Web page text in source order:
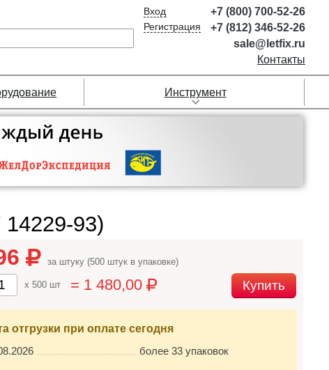
Вход
Регистрация
+7 (800) 700-52-26
+7 (812) 346-52-26
sale@letfix.ru
Контакты
Инструмент
93)
за штуку (500 штук в упаковке)
x 500 шт = 1 480,00 Купить
отгрузки при оплате сегодня
более 33 упаковок